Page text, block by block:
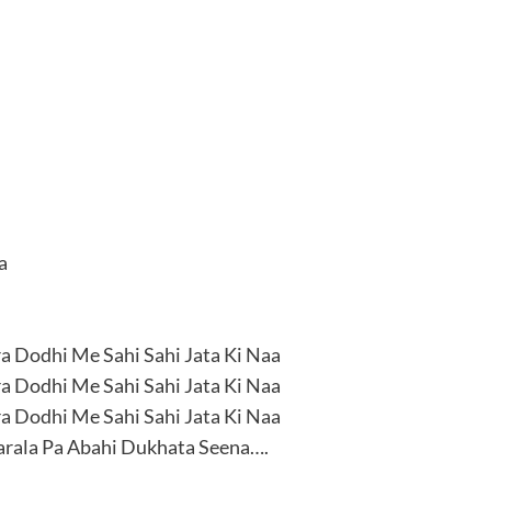
Dodhi Me Sahi Sahi Jata Ki Naa
Dodhi Me Sahi Sahi Jata Ki Naa
Dodhi Me Sahi Sahi Jata Ki Naa
Pa Abahi Dukhata Seena….